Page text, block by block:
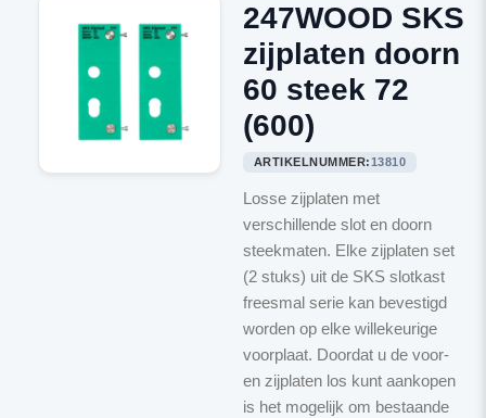
247WOOD SKS
zijplaten doorn
60 steek 72
(600)
ARTIKELNUMMER:13810
Losse zijplaten met
verschillende slot en doorn
steekmaten. Elke zijplaten set
(2 stuks) uit de SKS slotkast
freesmal serie kan bevestigd
worden op elke willekeurige
voorplaat. Doordat u de voor-
en zijplaten los kunt aankopen
is het mogelijk om bestaande